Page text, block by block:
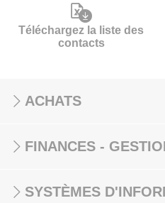
Téléchargez la liste des
contacts
ACHATS
FINANCES -
SYSTÈMES